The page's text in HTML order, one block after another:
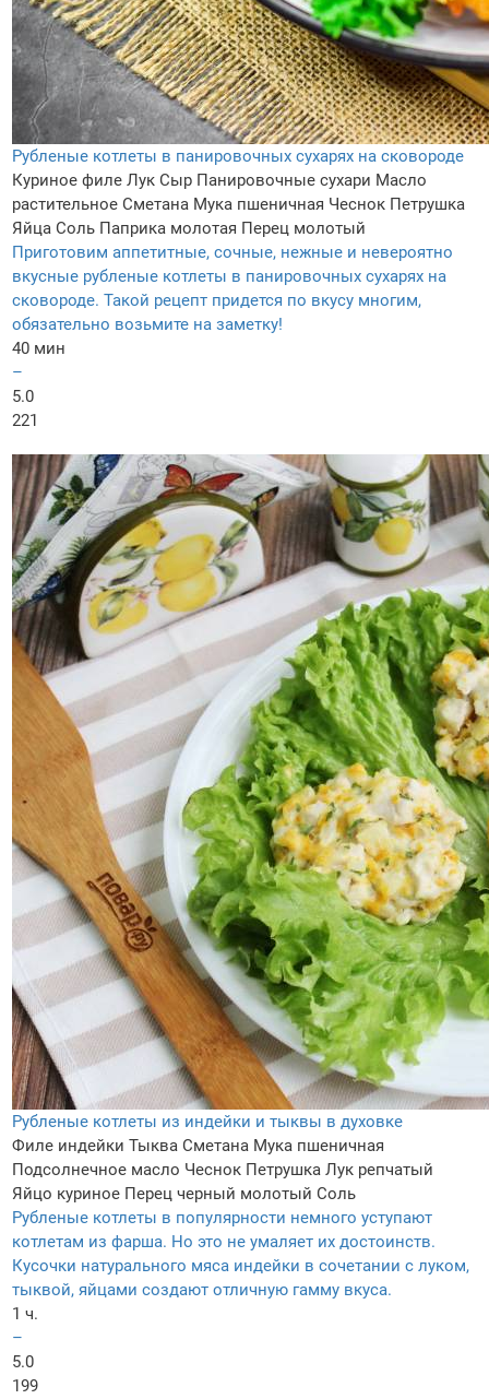
Рубленые котлеты в панировочных сухарях на сковороде
Куриное филе Лук Сыр Панировочные сухари Масло
растительное Сметана Мука пшеничная Чеснок Петрушка
Яйца Соль Паприка молотая Перец молотый
Приготовим аппетитные, сочные, нежные и невероятно
вкусные рубленые котлеты в панировочных сухарях на
сковороде. Такой рецепт придется по вкусу многим,
обязательно возьмите на заметку!
40 мин
–
5.0
221
Рубленые котлеты из индейки и тыквы в духовке
Филе индейки Тыква Сметана Мука пшеничная
Подсолнечное масло Чеснок Петрушка Лук репчатый
Яйцо куриное Перец черный молотый Соль
Рубленые котлеты в популярности немного уступают
котлетам из фарша. Но это не умаляет их достоинств.
Кусочки натурального мяса индейки в сочетании с луком,
тыквой, яйцами создают отличную гамму вкуса.
1 ч.
–
5.0
199